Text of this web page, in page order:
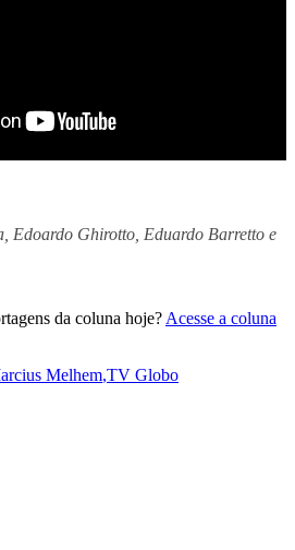
Edoardo Ghirotto, Eduardo Barretto e
da coluna hoje? Acesse a coluna
Melhem,TV Globo